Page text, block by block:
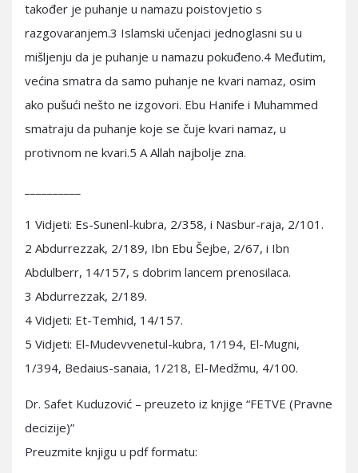
također je puhanje u namazu poistovjetio s
razgovaranjem.3 Islamski učenjaci jednoglasni su u
mišljenju da je puhanje u namazu pokuđeno.4 Međutim,
većina smatra da samo puhanje ne kvari namaz, osim
ako pušući nešto ne izgovori. Ebu Hanife i Muhammed
smatraju da puhanje koje se čuje kvari namaz, u
protivnom ne kvari.5 A Allah najbolje zna.
1 Vidjeti: Es-Sunenl-kubra, 2/358, i Nasbur-raja, 2/101.
2 Abdurrezzak, 2/189, Ibn Ebu Šejbe, 2/67, i Ibn
Abdulberr, 14/157, s dobrim lancem prenosilaca.
3 Abdurrezzak, 2/189.
4 Vidjeti: Et-Temhid, 14/157.
5 Vidjeti: El-Mudevvenetul-kubra, 1/194, El-Mugni,
1/394, Bedaius-sanaia, 1/218, El-Medžmu, 4/100.
Dr. Safet Kuduzović – preuzeto iz knjige “FETVE (Pravne
decizije)”
Preuzmite knjigu u pdf formatu: